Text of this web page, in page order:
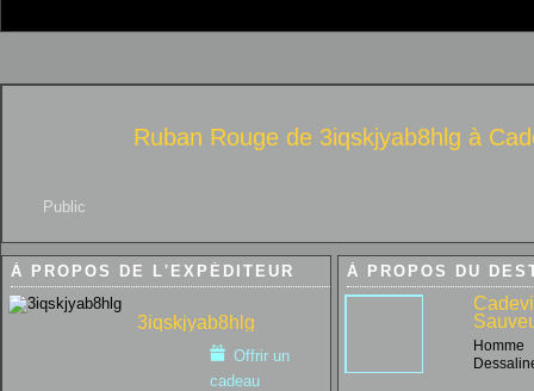
Public
Ruban Rouge de 3iqskjyab8hlg à
À PROPOS DE L'EXPÉDITEUR
3iqskjyab8hlg
Offrir un
cadeau
À PROPOS DU
Homme